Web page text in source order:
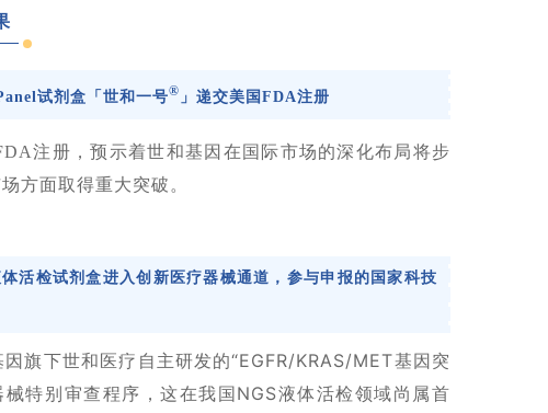
试剂盒「世和一号® 」递交美国FDA注册
注册，预示着世和基因在国际市场的深化布局将步
方面取得重大突破。
活检试剂盒进入创新医疗器械通道，参与申报的国家科技
旗下世和医疗自主研发的“EGFR/KRAS/MET基因突
械特别审查程序，这在我国NGS液体活检领域尚属首